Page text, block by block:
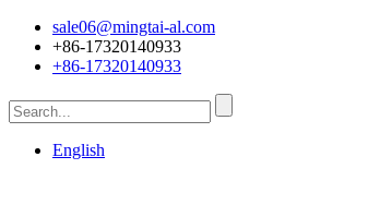
sale06@mingtai-al.com
+86-17320140933
+86-17320140933
English